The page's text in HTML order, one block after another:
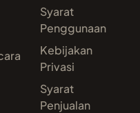
Syarat
Penggunaan
Kebijakan
Privasi
Syarat
Penjualan